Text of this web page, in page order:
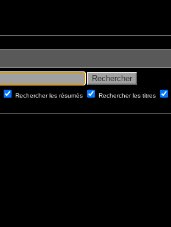
Rechercher les résumés Rechercher les titres